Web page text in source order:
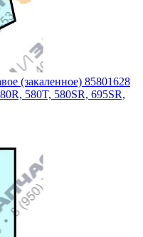
(закаленное) 85801628
580T, 580SR, 695SR,